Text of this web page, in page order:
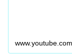
www.youtube.com